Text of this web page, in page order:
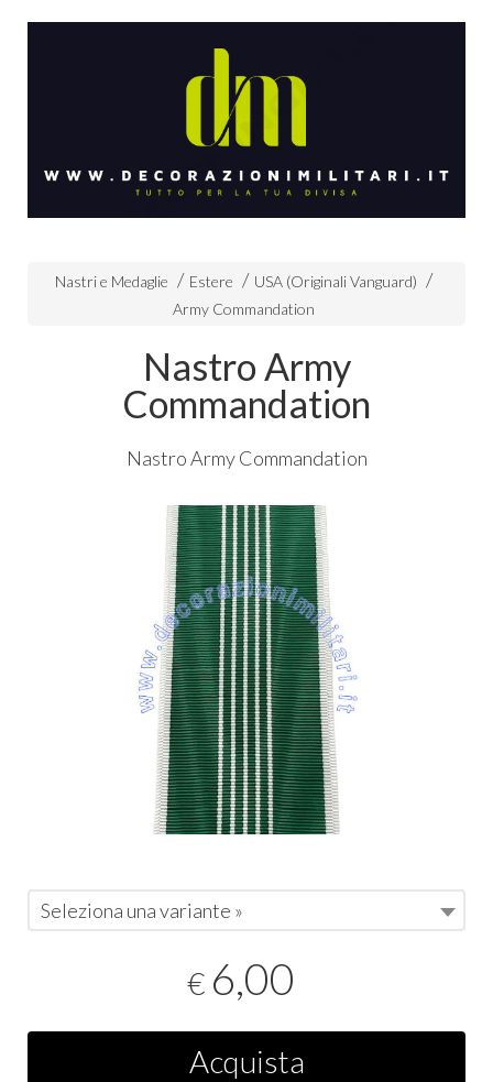
Nastri e Medaglie Estere
USA (Originali Vanguard)
Army Commandation
Nastro Army
Commandation
Nastro Army Commandation
Seleziona una variante »
€ 6,00
Acquista